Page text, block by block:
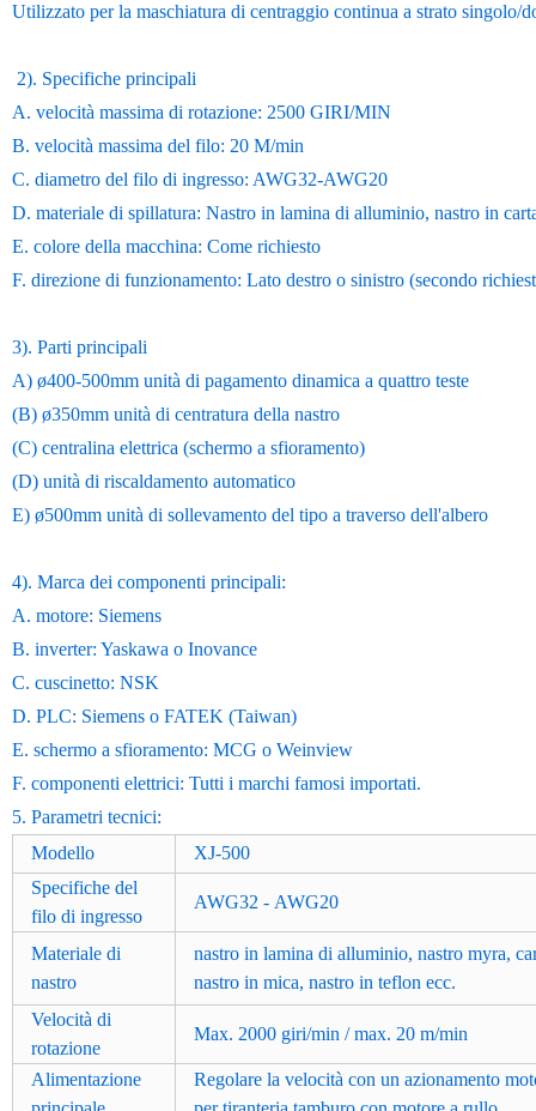
Utilizzato per la maschiatura di centraggio continua a strato
2). Specifiche principali
A. velocità massima di rotazione: 2500 GIRI/MIN
B. velocità massima del filo: 20 M/min
C. diametro del filo di ingresso: AWG32-AWG20
D. materiale di spillatura: Nastro in lamina di alluminio, nastro in
E. colore della macchina: Come richiesto
F. direzione di funzionamento: Lato destro o sinistro (secondo
3). Parti principali
A) ø400-500mm unità di pagamento dinamica a quattro teste
(B) ø350mm unità di centratura della nastro
(C) centralina elettrica (schermo a sfioramento)
(D) unità di riscaldamento automatico
E) ø500mm unità di sollevamento del tipo a traverso dell'albero
4). Marca dei componenti principali:
A. motore: Siemens
B. inverter: Yaskawa o Inovance
C. cuscinetto: NSK
D. PLC: Siemens o FATEK (Taiwan)
E. schermo a sfioramento: MCG o Weinview
F. componenti elettrici: Tutti i marchi famosi importati.
5. Parametri tecnici:
Modello
XJ-500
Specifiche del
filo di ingresso
AWG32 - AWG20
Materiale di
nastro
nastro in lamina di alluminio, nastro myra,
nastro in mica, nastro in teflon ecc.
Velocità di
rotazione
Max. 2000 giri/min / max. 20 m/min
Alimentazione
Regolare la velocità con un azionamento